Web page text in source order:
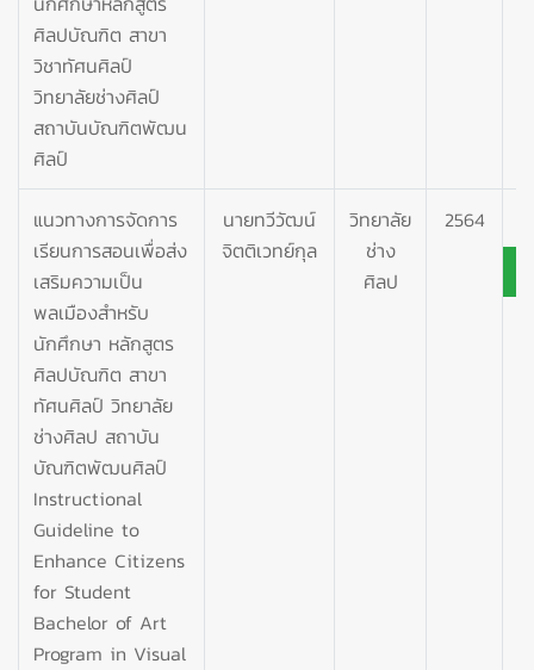
ศิลปบัณฑิต สาขา
วิชาทัศนศิลป์
วิทยาลัยช่างศิลป์
สถาบันบัณฑิตพัฒน
ศิลป์
แนวทางการจัดการ
เรียนการสอนเพื่อส่ง
เสริมความเป็น
พลเมืองสำหรับ
นักศึกษา หลักสูตร
ศิลปบัณฑิต สาขา
ทัศนศิลป์ วิทยาลัย
ช่างศิลป สถาบัน
บัณฑิตพัฒนศิลป์
Instructional
Guideline to
Enhance Citizens
for Student
Bachelor of Art
Program in Visual
นายทวีวัฒน์
จิตติเวทย์กุล
วิทยาลัย
ช่าง
ศิลป
2564